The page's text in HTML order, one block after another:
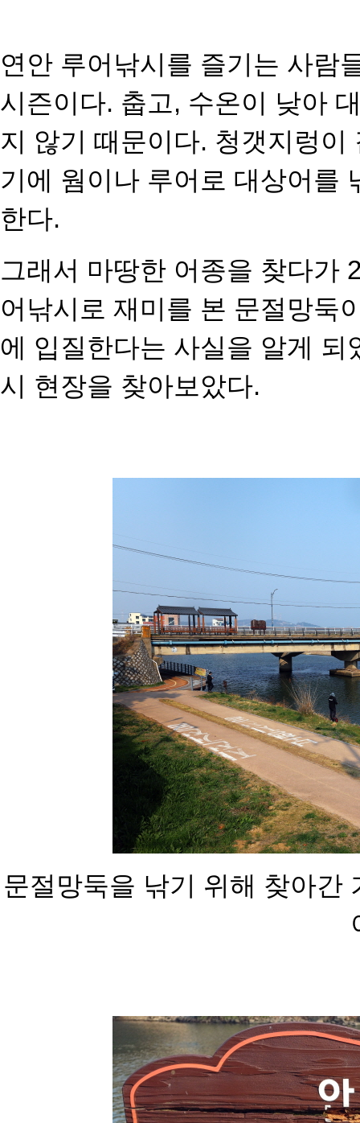
연안 루어낚시를 즐기는 사람
시즌이다. 춥고, 수온이 낮아
지 않기 때문이다. 청갯지렁이
기에 웜이나 루어로 대상어를
한다.
그래서 마땅한 어종을 찾다가
어낚시로 재미를 본 문절망둑
에 입질한다는 사실을 알게
시 현장을 찾아보았다.
문절망둑을 낚기 위해 찾아간